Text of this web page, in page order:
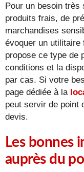
Pour un besoin très
produits frais, de
marchandises
évoquer un utilitaire
propose ce type de
conditions et la
par cas. Si votre
page dédiée à la
peut servir de point
devis.
Les bonnes
auprès du